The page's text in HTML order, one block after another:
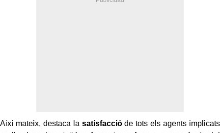
Així mateix, destaca la satisfaccióde tots els agents implicats